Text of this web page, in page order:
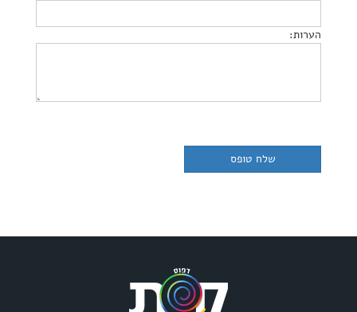
הערות: